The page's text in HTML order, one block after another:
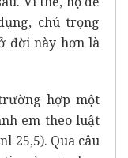
chú trọng
đời này hơn là
hợp một
em theo luật
25,5). Qua câu